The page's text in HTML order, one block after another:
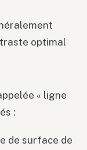
optimal
« ligne
:
de surface de